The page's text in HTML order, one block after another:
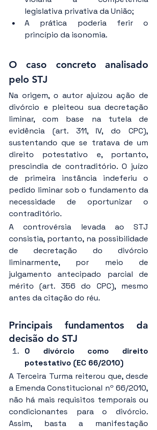
legislativa privativa da União;
A prática poderia ferir o
princípio da isonomia.
O caso concreto analisado
pelo STJ
Na origem, o autor ajuizou ação de
divórcio e pleiteou sua decretação
liminar, com base na tutela de
evidência (art. 311, IV, do CPC),
sustentando que se tratava de um
direito potestativo e, portanto,
prescindia de contraditório. O juízo
de primeira instância indeferiu o
pedido liminar sob o fundamento da
necessidade de oportunizar o
contraditório.
A controvérsia levada ao STJ
consistia, portanto, na possibilidade
de decretação do divórcio
liminarmente, por meio de
julgamento antecipado parcial de
mérito (art. 356 do CPC), mesmo
antes da citação do réu.
Principais fundamentos da
decisão do STJ
O divórcio como direito
potestativo (EC 66/2010)
A Terceira Turma reiterou que, desde
a Emenda Constitucional nº 66/2010,
não há mais requisitos temporais ou
condicionantes para o divórcio.
Assim, basta a manifestação